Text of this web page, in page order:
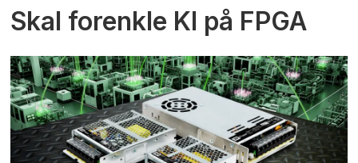
Skal forenkle KI på FPGA